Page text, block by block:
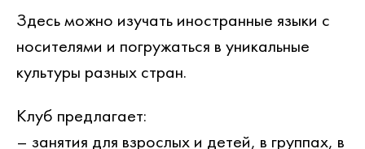
Здесь можно изучать иностранные языки с
носителями и погружаться в уникальные
культуры разных стран.
Клуб предлагает:
– занятия для взрослых и детей, в группах, в